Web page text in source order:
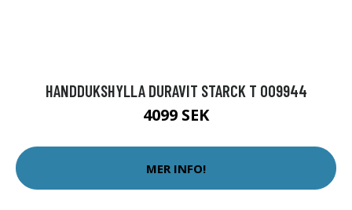
HANDDUKSHYLLA DURAVIT STARCK T 009944
4099 SEK
MER INFO!